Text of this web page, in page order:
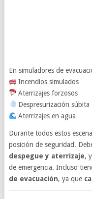
En simuladores de
Incendios simulados
Aterrizajes forzosos
Despresurización súbita
Aterrizajes en agua
Durante todos estos
posición de seguridad.
despegue y aterrizaje,
de emergencia. Incluso
de evacuación, ya que